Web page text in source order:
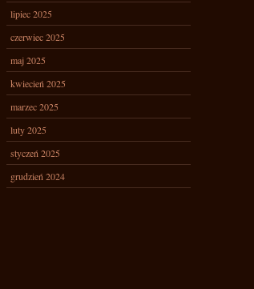
lipiec 2025
czerwiec 2025
maj 2025
kwiecień 2025
marzec 2025
luty 2025
styczeń 2025
grudzień 2024